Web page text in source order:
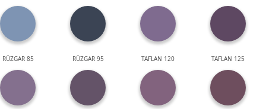
RÜZGAR 85 RÜZGAR 95 TAFLAN 120 TAFLAN 125